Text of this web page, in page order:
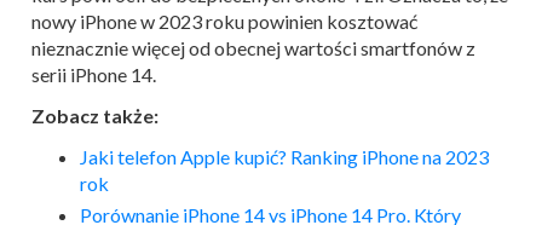
nowy iPhone w 2023 roku powinien kosztować
nieznacznie więcej od obecnej wartości smartfonów z
serii iPhone 14.
Zobacz także:
Jaki telefon Apple kupić? Ranking iPhone na 2023
rok
Porównanie iPhone 14 vs iPhone 14 Pro. Który